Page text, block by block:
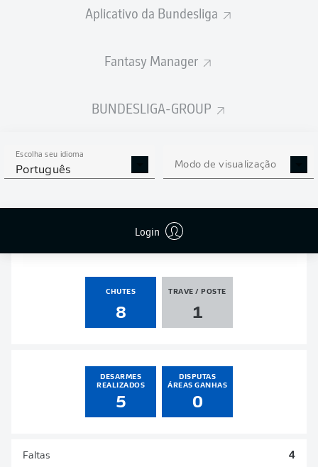
Aplicativo da Bundesliga
Fantasy Manager
BUNDESLIGA-GROUP
Escolha seu idioma
Português Modo de visualização
Login
ESTATÍSTICAS DA
TEMPORADA 2025/2026
GOLS ASSISTÊNCIAS PÊNALTIS
CHUTES
8
TRAVE / POSTE
1
DESARMES
REALIZADOS
5
DISPUTAS
ÁREAS GANHAS
0
Faltas 4